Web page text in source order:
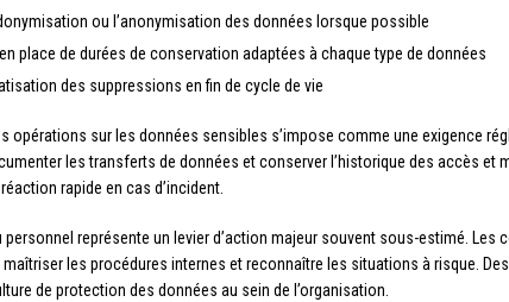
ou l’anonymisation des données lorsque possible
place de durées de conservation adaptées à chaque type de données
des suppressions en fin de cycle de vie
opérations sur les données sensibles s’impose comme une exigence
les transferts de données et conserver l’historique des accès
rapide en cas d’incident.
personnel représente un levier d’action majeur souvent sous-estimé.
les procédures internes et reconnaître les situations à risque.
de protection des données au sein de l’organisation.